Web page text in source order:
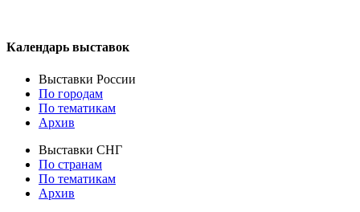
Календарь выставок
Выставки России
По городам
По тематикам
Архив
Выставки СНГ
По странам
По тематикам
Архив